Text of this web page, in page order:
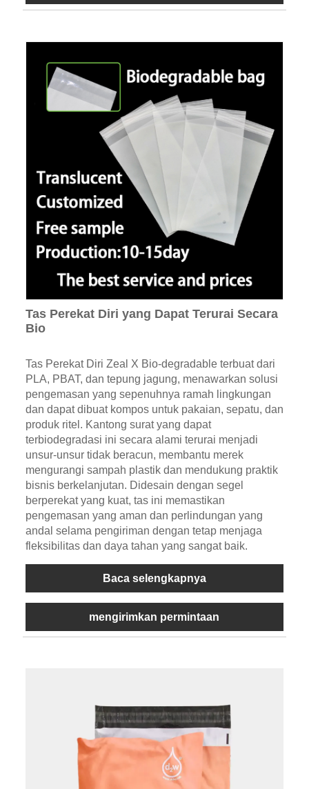
Tas Perekat Diri yang Dapat Terurai Secara
Bio
Tas Perekat Diri Zeal X Bio-degradable terbuat dari
PLA, PBAT, dan tepung jagung, menawarkan solusi
pengemasan yang sepenuhnya ramah lingkungan
dan dapat dibuat kompos untuk pakaian, sepatu, dan
produk ritel. Kantong surat yang dapat
terbiodegradasi ini secara alami terurai menjadi
unsur-unsur tidak beracun, membantu merek
mengurangi sampah plastik dan mendukung praktik
bisnis berkelanjutan. Didesain dengan segel
berperekat yang kuat, tas ini memastikan
pengemasan yang aman dan perlindungan yang
andal selama pengiriman dengan tetap menjaga
fleksibilitas dan daya tahan yang sangat baik.
Baca selengkapnya
mengirimkan permintaan